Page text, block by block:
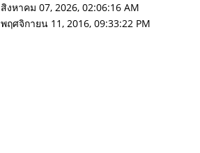
สิงหาคม 07, 2026, 02:06:16 AM
พฤศจิกายน 11, 2016, 09:33:22 PM